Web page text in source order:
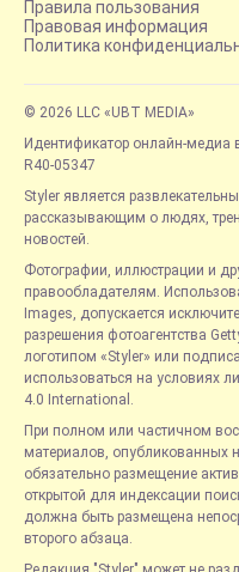
Правила пользования
Правовая информация
Политика
© 2026 LLC «UBT MEDIA»
Идентификатор онлайн-медиа
R40-05347
Styler является
рассказывающим о людях,
новостей.
Фотографии, иллюстрации и
правообладателям.
Images, допускается
разрешения фотоагентства
логотипом «Styler» или
использоваться на условиях
4.0 International.
При полном или частичном
материалов, опубликованных
обязательно размещение
открытой для индексации
должна быть размещена
второго абзаца.